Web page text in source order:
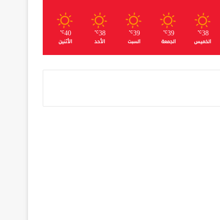
38
℃
الخميس
39
℃
الجمعة
39
℃
السبت
38
℃
الأحد
40
℃
الأثنين